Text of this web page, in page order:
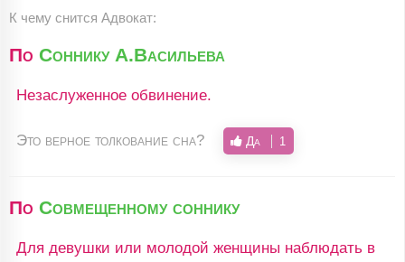
К чему снится Адвокат:
По Соннику А.Васильева
Незаслуженное обвинение.
Это верное толкование сна? Да 1
По Совмещенному соннику
Для девушки или молодой женщины наблюдать в